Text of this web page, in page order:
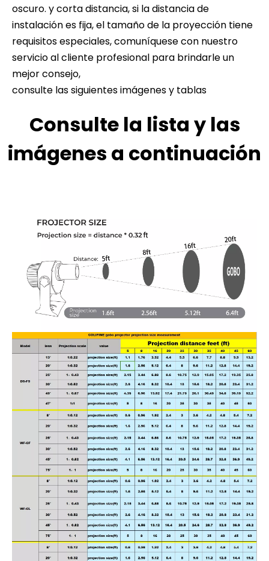
oscuro. y corta distancia, si la distancia de
instalación es fija, el tamaño de la proyección tiene
requisitos especiales, comuníquese con nuestro
servicio al cliente profesional para brindarle un
mejor consejo,
consulte las siguientes imágenes y tablas
Consulte la lista y las
imágenes a continuación